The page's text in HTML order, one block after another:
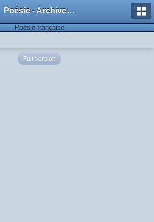
Poésie - Archives de Toute La Poésie - 2005 - 2006
Poésie française
Full Version